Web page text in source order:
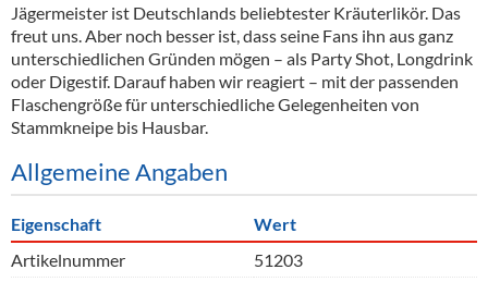
Jägermeister ist Deutschlands beliebtester Kräuterlikör. Das
freut uns. Aber noch besser ist, dass seine Fans ihn aus ganz
unterschiedlichen Gründen mögen – als Party Shot, Longdrink
oder Digestif. Darauf haben wir reagiert – mit der passenden
Flaschengröße für unterschiedliche Gelegenheiten von
Stammkneipe bis Hausbar.
Allgemeine Angaben
Eigenschaft
Wert
Artikelnummer
51203